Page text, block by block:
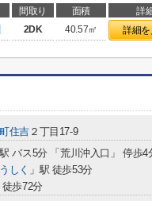
間取り 面積 詳
2DK 40.57㎡ 詳細
住吉 ２丁目17-9
駅 バス5分 「荒川沖入口」 停歩4
しく 」駅 徒歩53分
徒歩72分